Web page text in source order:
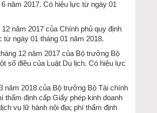
năm 2017. Có hiệu lực từ ngày 01
12 năm 2017 của Chính phủ quy định
ngày 01 tháng 01 năm 2018.
12 năm 2017 của Bộ trưởng Bộ
số điều của Luật Du lịch. Có hiệu lực
năm 2018 của Bộ trưởng Bộ Tài chính
thẩm định cấp Giấy phép kinh doanh
vụ lữ hành nội địa; phí thẩm định